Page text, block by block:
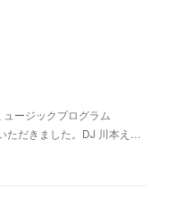
ージックプログラム
ただきました。DJ 川本え…